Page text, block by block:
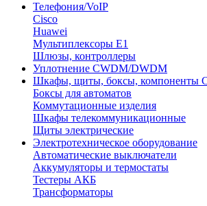
Телефония/VoIP
Cisco
Huawei
Мультиплексоры E1
Шлюзы, контроллеры
Уплотнение CWDM/DWDM
Шкафы, щиты, боксы, компоненты
Боксы для автоматов
Коммутационные изделия
Шкафы телекоммуникационные
Щиты электрические
Электротехническое оборудование
Автоматические выключатели
Аккумуляторы и термостаты
Тестеры АКБ
Трансформаторы